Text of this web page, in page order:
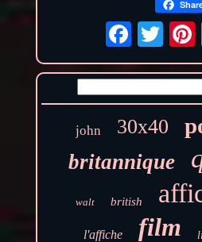
john 30x40
britannique
walt british
l'affiche film